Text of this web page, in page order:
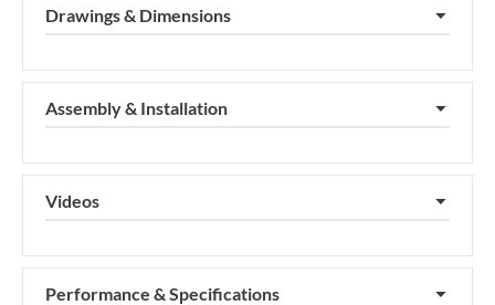
Drawings & Dimensions ▼
Assembly & Installation ▼
Videos ▼
Performance & Specifications ▼